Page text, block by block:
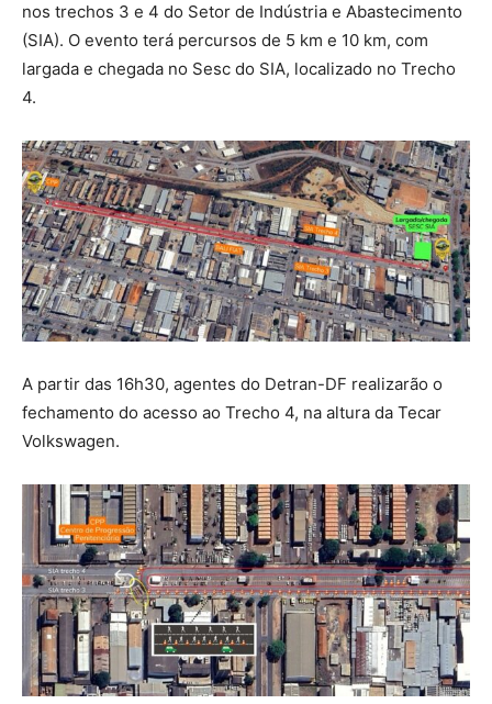
nos trechos 3 e 4 do Setor de Indústria e Abastecimento
(SIA). O evento terá percursos de 5 km e 10 km, com
largada e chegada no Sesc do SIA, localizado no Trecho
4.
A partir das 16h30, agentes do Detran-DF realizarão o
fechamento do acesso ao Trecho 4, na altura da Tecar
Volkswagen.